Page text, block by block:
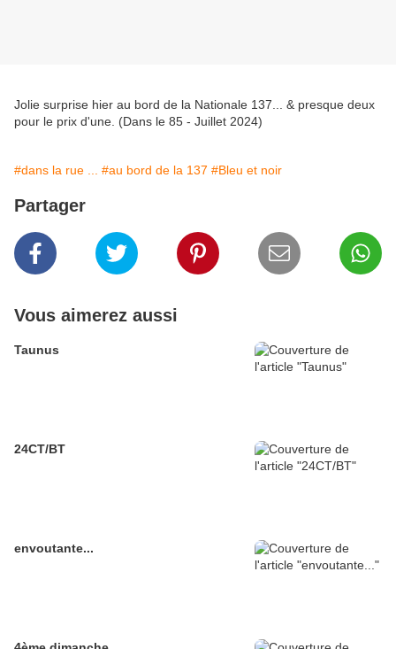
Jolie surprise hier au bord de la Nationale 137... & presque deux
pour le prix d'une. (Dans le 85 - Juillet 2024)
#dans la rue ... #au bord de la 137 #Bleu et noir
Partager
Vous aimerez aussi
Taunus
24CT/BT
envoutante...